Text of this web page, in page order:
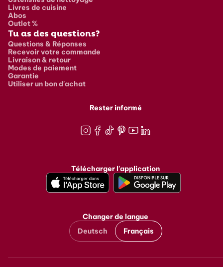
Livres de cuisine
Abos
Outlet %
Tu as des questions?
Questions & Réponses
Recevoir votre commande
Livraison & retour
Modes de paiement
Garantie
Utiliser un bon d'achat
Rester informé
Télécharger l'application
Changer de langue
Deutsch
Français